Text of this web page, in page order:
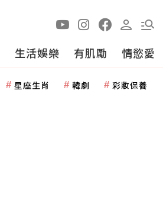
生活娛樂 有肌勵 情慾愛
星座生肖 韓劇 彩妝保養